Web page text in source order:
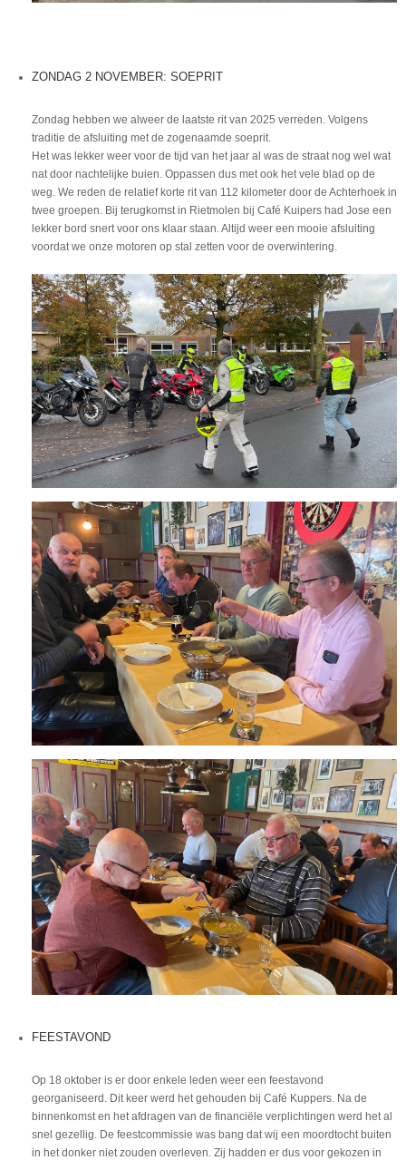
ZONDAG 2 NOVEMBER: SOEPRIT
Zondag hebben we alweer de laatste rit van 2025 verreden. Volgens
traditie de afsluiting met de zogenaamde soeprit.
Het was lekker weer voor de tijd van het jaar al was de straat nog wel wat
nat door nachtelijke buien. Oppassen dus met ook het vele blad op de
weg. We reden de relatief korte rit van 112 kilometer door de Achterhoek in
twee groepen. Bij terugkomst in Rietmolen bij Café Kuipers had Jose een
lekker bord snert voor ons klaar staan. Altijd weer een mooie afsluiting
voordat we onze motoren op stal zetten voor de overwintering.
FEESTAVOND
Op 18 oktober is er door enkele leden weer een feestavond
georganiseerd. Dit keer werd het gehouden bij Café Kuppers. Na de
binnenkomst en het afdragen van de financiële verplichtingen werd het al
snel gezellig. De feestcommissie was bang dat wij een moordtocht buiten
in het donker niet zouden overleven. Zij hadden er dus voor gekozen in